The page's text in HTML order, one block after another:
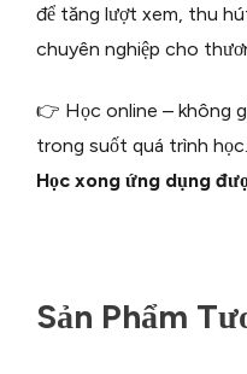
để tăng lượt xem, thu
chuyên nghiệp cho
👉 Học online – không
trong suốt quá trình học.
Học xong ứng dụng
Sản Phẩm